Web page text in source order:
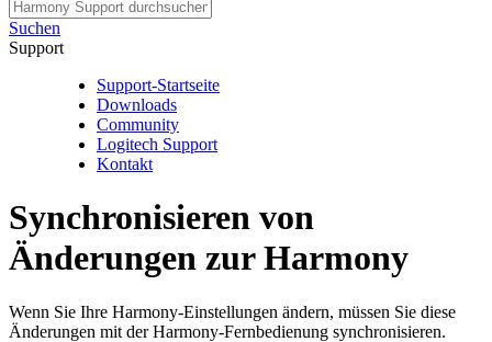
Suchen
Support
Support-Startseite
Downloads
Community
Logitech Support
Kontakt
Synchronisieren von
Änderungen zur Harmony
Wenn Sie Ihre Harmony-Einstellungen ändern, müssen Sie diese
Änderungen mit der Harmony-Fernbedienung synchronisieren.